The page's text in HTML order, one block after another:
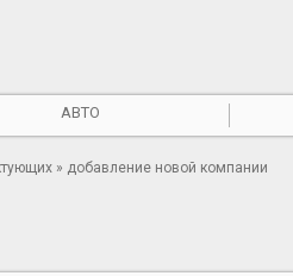
АВТО
» добавление новой компании